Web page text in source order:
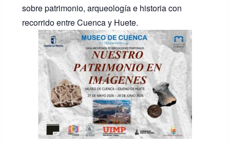
sobre patrimonio, arqueología e historia con
recorrido entre Cuenca y Huete.